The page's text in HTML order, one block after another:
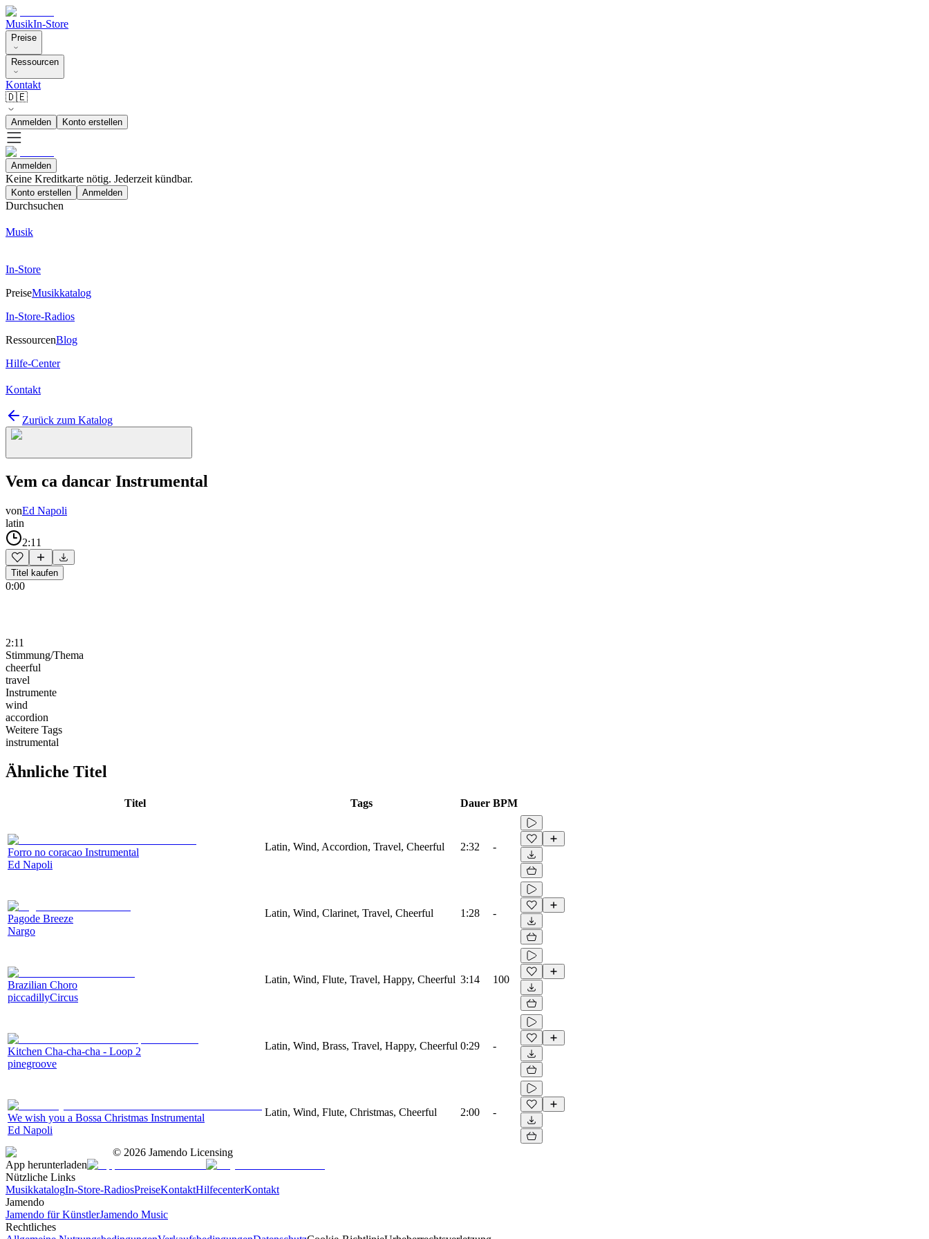
MusikIn-Store
Preise
Ressourcen
Kontakt
🇩🇪
Anmelden Konto erstellen
Anmelden
Keine Kreditkarte nötig. Jederzeit kündbar.
Konto erstellen Anmelden
Durchsuchen
Musik
In-Store
PreiseMusikkatalog
In-Store-Radios
RessourcenBlog
Hilfe-Center
Kontakt
Zurück zum Katalog
Vem ca dancar Instrumental
vonEd Napoli
latin
2:11
Titel kaufen
0:00
2:11
Stimmung/Thema
cheerful
travel
Instrumente
wind
accordion
Weitere Tags
instrumental
Ähnliche Titel
Titel Tags Dauer BPM
Forro no coracao Instrumental
Ed Napoli
Latin, Wind, Accordion, Travel, Cheerful 2:32 -
Pagode Breeze
Nargo
Latin, Wind, Clarinet, Travel, Cheerful 1:28 -
Brazilian Choro
piccadillyCircus
Latin, Wind, Flute, Travel, Happy, Cheerful 3:14 100
Kitchen Cha-cha-cha - Loop 2
pinegroove
Latin, Wind, Brass, Travel, Happy, Cheerful 0:29 -
We wish you a Bossa Christmas Instrumental
Ed Napoli
Latin, Wind, Flute, Christmas, Cheerful 2:00 -
© 2026 Jamendo Licensing
App herunterladen
Nützliche Links
MusikkatalogIn-Store-RadiosPreiseKontaktHilfecenterKontakt
Jamendo
Jamendo für KünstlerJamendo Music
Rechtliches